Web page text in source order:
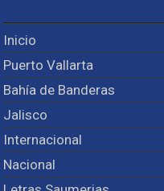
Inicio
Puerto Vallarta
Bahía de Banderas
Jalisco
Internacional
Nacional